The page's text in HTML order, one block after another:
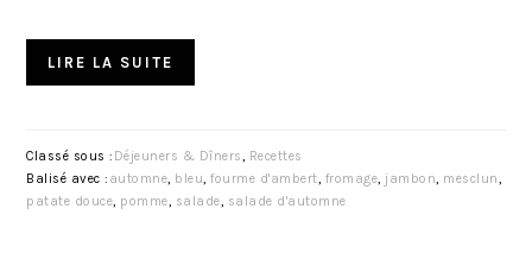
LIRE LA SUITE
Classé sous : Déjeuners & Dîners, Recettes
Balisé avec : automne, bleu,fourme d'ambert, fromage, jambon, mesclun,
patate douce, pomme, salade, salade d'automne